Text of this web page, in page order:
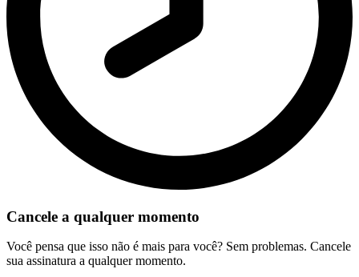
Cancele a qualquer momento
Você pensa que isso não é mais para você? Sem problemas. Cancele
sua assinatura a qualquer momento.